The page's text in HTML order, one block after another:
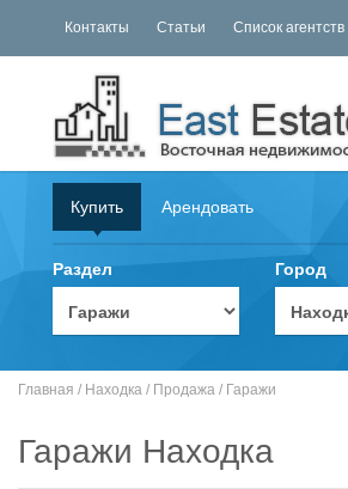
Контакты Статьи Список агентств
Купить Арендовать
Раздел Город
Главная / Находка / Продажа / Гаражи
Гаражи Находка